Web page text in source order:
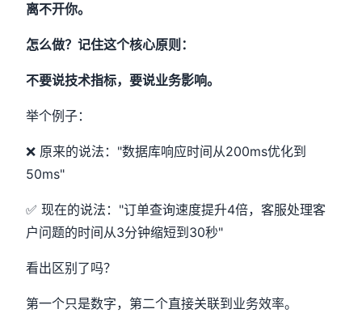
离不开你。
怎么做？记住这个核心原则：
不要说技术指标，要说业务影响。
举个例子：
❌ 原来的说法："数据库响应时间从200ms优化到
50ms"
✅ 现在的说法："订单查询速度提升4倍，客服处理客
户问题的时间从3分钟缩短到30秒"
看出区别了吗？
第一个只是数字，第二个直接关联到业务效率。